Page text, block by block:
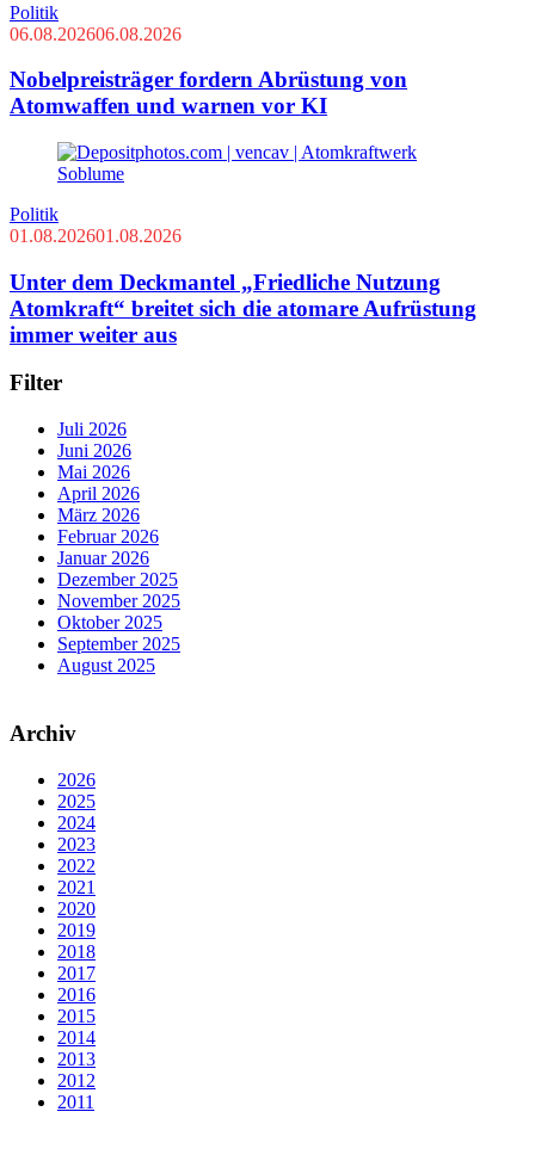
Politik
06.08.202606.08.2026
Nobelpreisträger fordern Abrüstung von
Atomwaffen und warnen vor KI
Politik
01.08.202601.08.2026
Unter dem Deckmantel „Friedliche Nutzung
Atomkraft“ breitet sich die atomare Aufrüstung
immer weiter aus
Filter
Juli 2026
Juni 2026
Mai 2026
April 2026
März 2026
Februar 2026
Januar 2026
Dezember 2025
November 2025
Oktober 2025
September 2025
August 2025
Archiv
2026
2025
2024
2023
2022
2021
2020
2019
2018
2017
2016
2015
2014
2013
2012
2011